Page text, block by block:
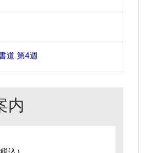
道 第4週
内